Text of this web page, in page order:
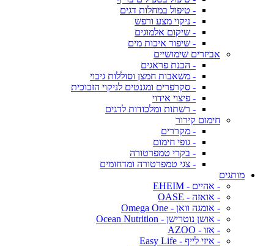
- טיפול במחלות דגים
- ניקוי מצע ורפש
- שיקום אלמוגים
- שיפור איכות מים
אביזרים שימושיים
- הכנת פראגים
- משאבות חמצן וסוללות גיבוי
- סקרפרים ומגנטים לניקוי הזכוכית
- פיצוי אידוי
- רשתות ומלכודות לדגים
חימום קירור
- מקררים
- גופי חימום
- בקרי טמפרטורה
- צגי טמפרטורה ומדחומים
מותגים
- אהיים - EHEIM
- אואזה - OASE
- אומגה וואן - Omega One
- אושן נוטרישן - Ocean Nutrition
- אזו - AZOO
- איזי לייף - Easy Life